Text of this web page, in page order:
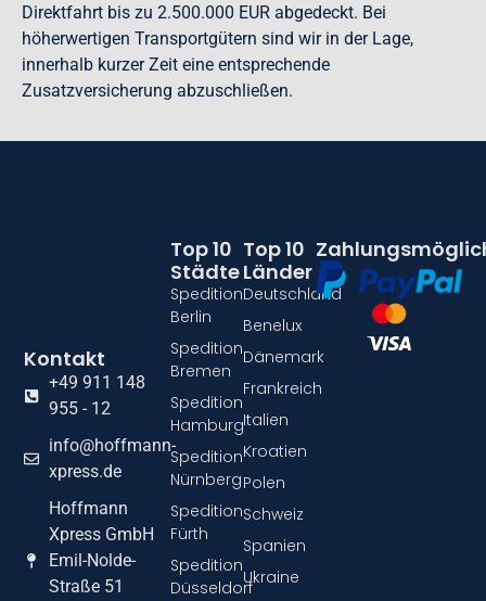
Direktfahrt bis zu 2.500.000 EUR abgedeckt. Bei
höherwertigen Transportgütern sind wir in der Lage,
innerhalb kurzer Zeit eine entsprechende
Zusatzversicherung abzuschließen.
Kontakt
+49 911 148
955 - 12
info@hoffmann-
xpress.de
Hoffmann
Xpress GmbH
Emil-Nolde-
Straße 51
Top 10
Länder
Deutschland
Benelux
Dänemark
Frankreich
Italien
Kroatien
Polen
Schweiz
Spanien
Ukraine
Top 10
Städte
Spedition
Berlin
Spedition
Bremen
Spedition
Hamburg
Spedition
Nürnberg
Spedition
Fürth
Spedition
Düsseldorf